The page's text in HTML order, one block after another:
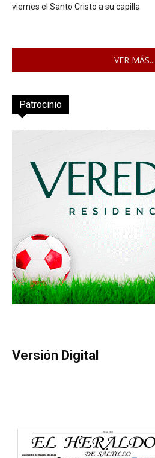
viernes el Santo Cristo a su capilla
VER MÁS...
Patrocinio
Versión Digital